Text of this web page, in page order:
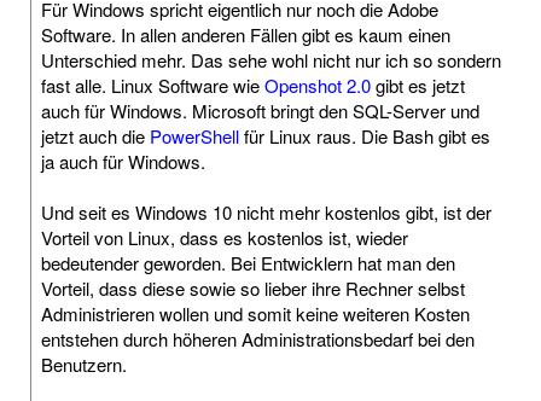
Für Windows spricht eigentlich nur noch die Adobe
Software. In allen anderen Fällen gibt es kaum einen
Unterschied mehr. Das sehe wohl nicht nur ich so sondern
fast alle. Linux Software wieOpenshot 2.0gibt es jetzt
auch für Windows. Microsoft bringt den SQL-Server und
jetzt auch die PowerShellfür Linux raus. Die Bash gibt es
ja auch für Windows.
Und seit es Windows 10 nicht mehr kostenlos gibt, ist der
Vorteil von Linux, dass es kostenlos ist, wieder
bedeutender geworden. Bei Entwicklern hat man den
Vorteil, dass diese sowie so lieber ihre Rechner selbst
Administrieren wollen und somit keine weiteren Kosten
entstehen durch höheren Administrationsbedarf bei den
Benutzern.